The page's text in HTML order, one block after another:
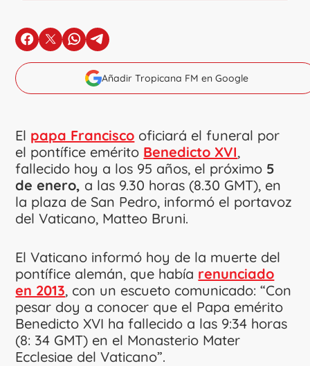
en Facebook
en Xen Whatsapp
en Telegram
Añadir Tropicana FM en Google
El papa Francisco oficiará el funeral por
el pontífice emérito Benedicto XVI,
fallecido hoy a los 95 años, el próximo 5
de enero, a las 9.30 horas (8.30 GMT), en
la plaza de San Pedro, informó el portavoz
del Vaticano, Matteo Bruni.
El Vaticano informó hoy de la muerte del
pontífice alemán, que había renunciado
en 2013, con un escueto comunicado: “Con
pesar doy a conocer que el Papa emérito
Benedicto XVI ha fallecido a las 9:34 horas
(8: 34 GMT) en el Monasterio Mater
Ecclesiae del Vaticano”.